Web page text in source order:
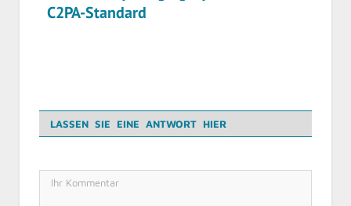
C2PA-Standard
LASSEN SIE EINE ANTWORT HIER